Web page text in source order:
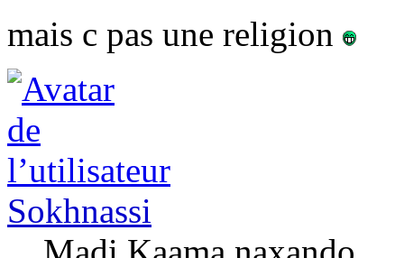
mais c pas une religion
Sokhnassi